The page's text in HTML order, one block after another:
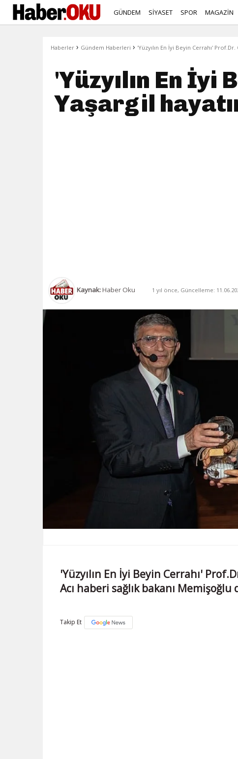
GÜNDEM SİYASET SPOR MAGAZİN
Haberler › Gündem Haberleri › 'Yüzyılın En İyi Beyin Cerrahı'
'Yüzyılın En İyi
Yaşargil
Kaynak:Haber Oku 1 yıl önce, Güncelleme:
'Yüzyılın En İyi Beyin Cerrahı'
Acı haberi sağlık bakanı
Takip Et